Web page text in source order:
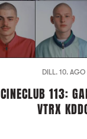
DILL. 10. AGO
CINECLUB 113:
VTRX